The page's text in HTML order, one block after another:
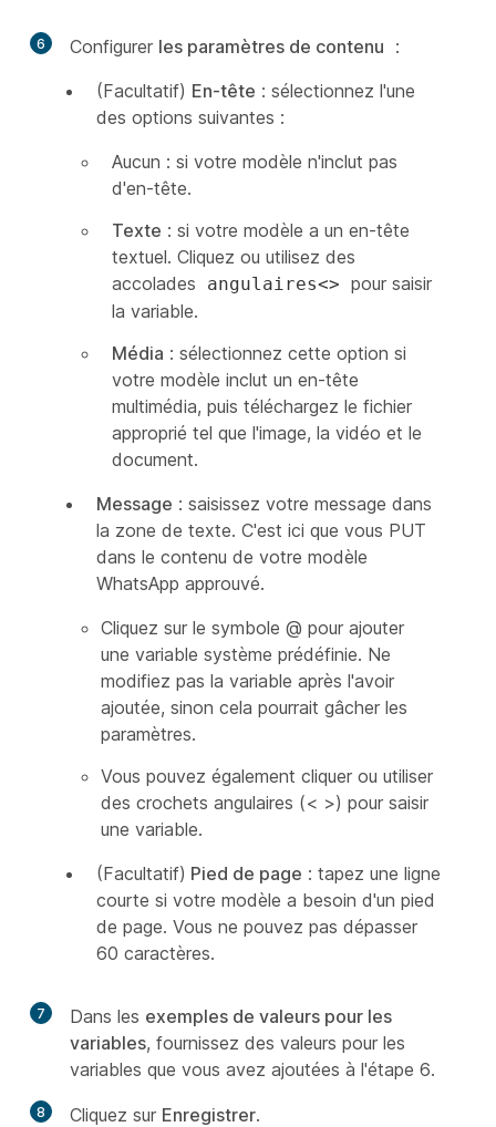
6 Configurer les paramètres de contenu :
(Facultatif) En-tête : sélectionnez l'une
des options suivantes :
Aucun : si votre modèle n'inclut pas
d'en-tête.
Texte : si votre modèle a un en-tête
textuel. Cliquez ou utilisez des
accolades
angulaires<> pour saisir
la variable.
Média : sélectionnez cette option si
votre modèle inclut un en-tête
multimédia, puis téléchargez le fichier
approprié tel que l'image, la vidéo et le
document.
Message : saisissez votre message dans
la zone de texte. C'est ici que vous PUT
dans le contenu de votre modèle
WhatsApp approuvé.
Cliquez sur le symbole @ pour ajouter
une variable système prédéfinie. Ne
modifiez pas la variable après l'avoir
ajoutée, sinon cela pourrait gâcher les
paramètres.
Vous pouvez également cliquer ou utiliser
des crochets angulaires (< >) pour saisir
une variable.
(Facultatif) Pied de page : tapez une ligne
courte si votre modèle a besoin d'un pied
de page. Vous ne pouvez pas dépasser
60 caractères.
7 Dans les exemples de valeurs pour les
variables, fournissez des valeurs pour les
variables que vous avez ajoutées à l'étape 6.
8 Cliquez sur Enregistrer.